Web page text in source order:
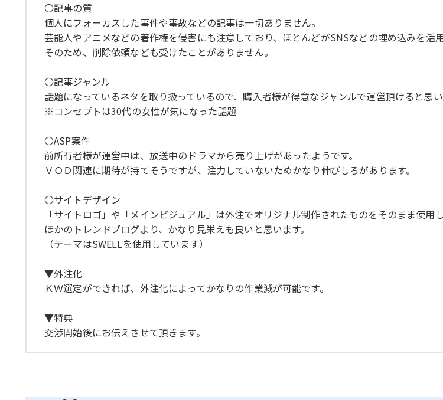
〇記事の質
個人にフォーカスした事件や事故などの記事は一切ありません。
芸能人やアニメなどの著作権を侵害にも注意しており、ほとんどがSNSなどの埋め込みを活用
そのため、削除依頼なども受けたことがありません。
〇記事ジャンル
話題になっているネタを取り扱っているので、購入者様が得意なジャンルで運営頂けると思い
※コンセプトは30代の女性が気になった話題
〇ASP案件
前所有者様が運営中は、放送中のドラマから売り上げがあったようです。
ＶＯＤ関連に期待が持てそうですが、注力していないためかなり伸びしろがあります。
〇サイトデザイン
「サイトロゴ」や「メインビジュアル」は外注でオリジナル制作されたものをそのまま使用し
ほかのトレンドブログより、かなり見栄えも良いと思います。
（テーマはSWELLを使用しています）
▼外注化
ＫＷ選定ができれば、外注化によってかなりの作業減が可能です。
▼特典
交渉開始後にお伝えさせて頂きます。